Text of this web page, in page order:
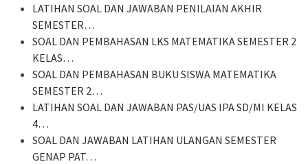
LATIHAN SOAL DAN JAWABAN PENILAIAN AKHIR
SEMESTER…
SOAL DAN PEMBAHASAN LKS MATEMATIKA SEMESTER 2
KELAS…
SOAL DAN PEMBAHASAN BUKU SISWA MATEMATIKA
SEMESTER 2…
LATIHAN SOAL DAN JAWABAN PAS/UAS IPA SD/MI KELAS
4…
SOAL DAN JAWABAN LATIHAN ULANGAN SEMESTER
GENAP PAT…